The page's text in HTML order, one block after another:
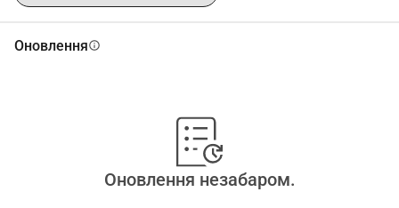
Оновленняinfo
Оновлення незабаром.